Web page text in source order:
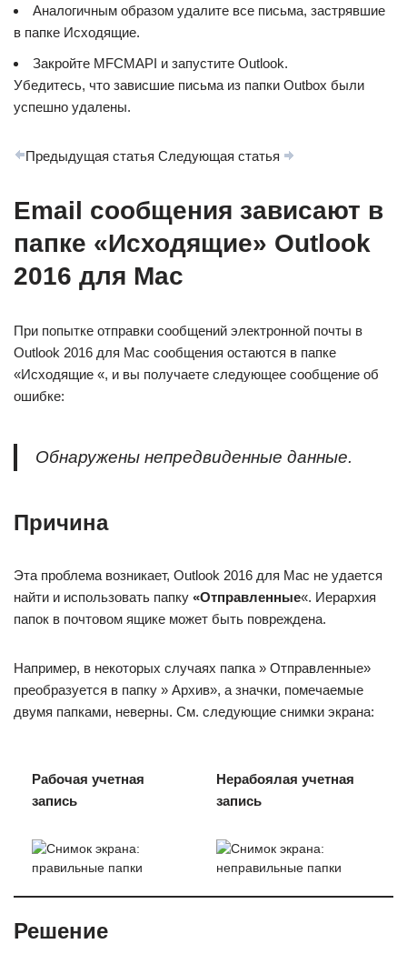
Аналогичным образом удалите все письма, застрявшие
в папке Исходящие.
Закройте MFCMAPI и запустите Outlook.
Убедитесь, что зависшие письма из папки Outbox были
успешно удалены.
Предыдущая статья Следующая статья
Email сообщения зависают в
папке «Исходящие» Outlook
2016 для Mac
При попытке отправки сообщений электронной почты в
Outlook 2016 для Mac сообщения остаются в папке
«Исходящие «, и вы получаете следующее сообщение об
ошибке:
Обнаружены непредвиденные данные.
Причина
Эта проблема возникает, Outlook 2016 для Mac не удается
найти и использовать папку «Отправленные«. Иерархия
папок в почтовом ящике может быть повреждена.
Например, в некоторых случаях папка » Отправленные»
преобразуется в папку » Архив», а значки, помечаемые
двумя папками, неверны. См. следующие снимки экрана:
Рабочая учетная
запись
Нерабоялая учетная
запись
Решение